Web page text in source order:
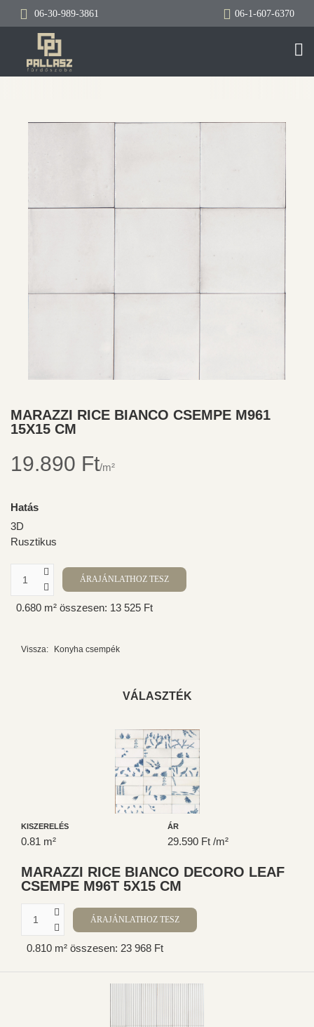
06-30-989-3861 06-1-607-6370
MARAZZI RICE BIANCO CSEMPE M961
15X15 CM
19.890 Ft/m²
Hatás
3D
Rusztikus
0.680 m² összesen: 13 525 Ft
Vissza: Konyha csempék
VÁLASZTÉK
KISZERELÉS
0.81 m²
ÁR
29.590 Ft /m²
MARAZZI RICE BIANCO DECORO LEAF
CSEMPE M96T 5X15 CM
0.810 m² összesen: 23 968 Ft